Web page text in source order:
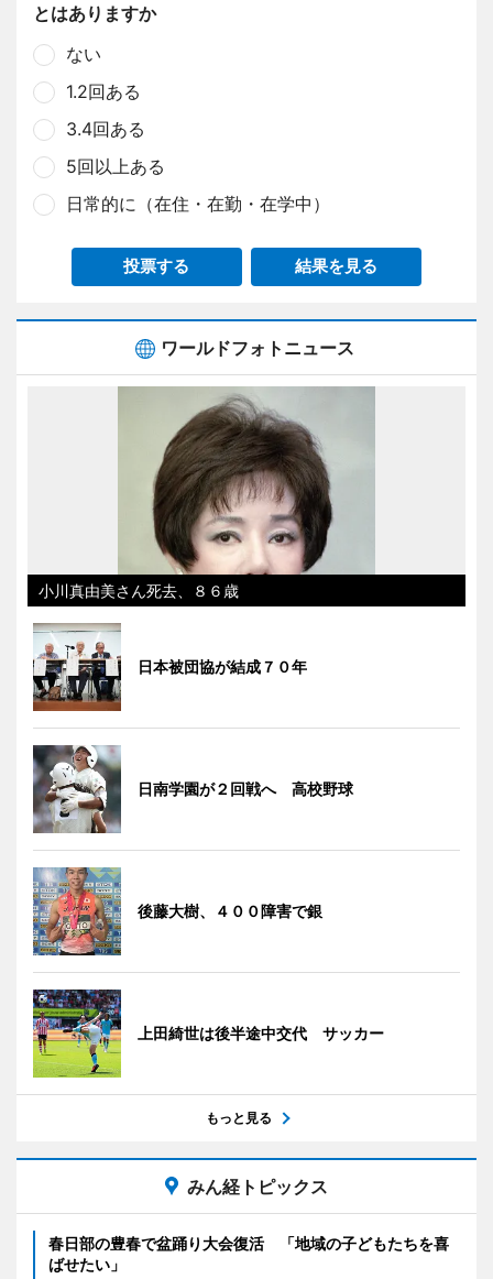
とはありますか
ない
1.2回ある
3.4回ある
5回以上ある
日常的に（在住・在勤・在学中）
投票する 結果を見る
ワールドフォトニュース
小川真由美さん死去、８６歳
日本被団協が結成７０年
日南学園が２回戦へ 高校野球
後藤大樹、４００障害で銀
上田綺世は後半途中交代 サッカー
もっと見る
みん経トピックス
春日部の豊春で盆踊り大会復活 「地域の子どもたちを喜
ばせたい」